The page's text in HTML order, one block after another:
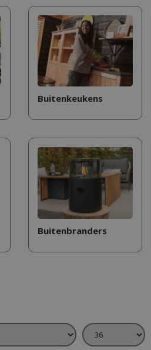
Buitenkeukens
Buitenbranders